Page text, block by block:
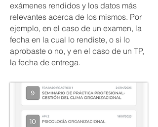
exámenes rendidos y los datos más
relevantes acerca de los mismos. Por
ejemplo, en el caso de un examen, la
fecha en la cual lo rendiste, o si lo
aprobaste o no, y en el caso de un TP,
la fecha de entrega.